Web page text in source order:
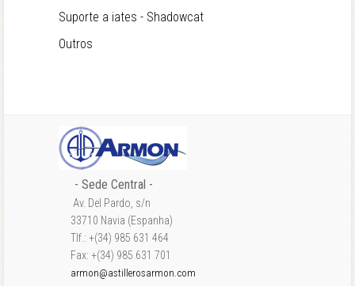
Suporte a iates - Shadowcat
Outros
- Sede Central -
Av. Del Pardo, s/n
33710 Navia (Espanha)
Tlf.: +(34) 985 631 464
Fax: +(34) 985 631 701
armon@astillerosarmon.com